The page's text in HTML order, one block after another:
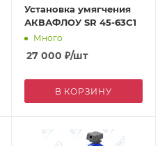
Установка умягчения
АКВАФЛОУ SR 45-63C1
Много
27 000 ₽/шт
В КОРЗИНУ